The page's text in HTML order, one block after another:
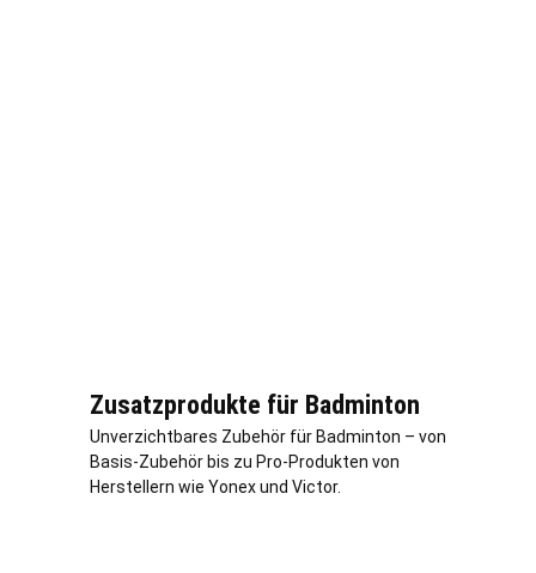
Zusatzprodukte für Badminton
Unverzichtbares Zubehör für Badminton – von
Basis-Zubehör bis zu Pro-Produkten von
Herstellern wie Yonex und Victor.